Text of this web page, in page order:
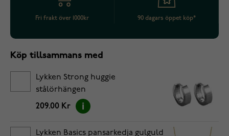
Fri frakt över 1000kr 90 dagars öppet köp*
Köp tillsammans med
Lykken Strong huggie
stålörhängen
209.00 Kr
Lykken Basics pansarkedja gulguld